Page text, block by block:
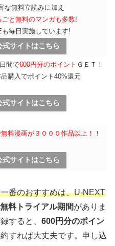
な無料立読みに加え
ごと無料のマンガも多数!
も毎日実施しています!
式サイトはこちら
間で600円分のポイント ＧＥＴ！
購入でポイント40%還元
式サイトはこちら
無料漫画が３０００作品以上！！
式サイトはこちら
番のおすすめは、U-NEXT
料トライアル期間がありま
すると、 600円分のポイン
すれば大丈夫です。申し込